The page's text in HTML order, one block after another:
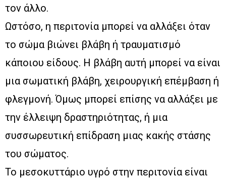
τον άλλο.
Ωστόσο, η περιτονία μπορεί να αλλάξει όταν
το σώμα βιώνει βλάβη ή τραυματισμό
κάποιου είδους. Η βλάβη αυτή μπορεί να είναι
μια σωματική βλάβη, χειρουργική επέμβαση ή
φλεγμονή. Όμως μπορεί επίσης να αλλάξει με
την έλλειψη δραστηριότητας, ή μια
συσσωρευτική επίδραση μιας κακής στάσης
του σώματος.
Το μεσοκυττάριο υγρό στην περιτονία είναι